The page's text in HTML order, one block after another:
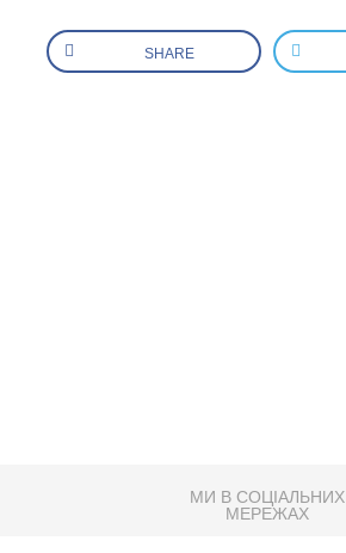
SHARE
МИ В СОЦІАЛЬНИХ
МЕРЕЖАХ